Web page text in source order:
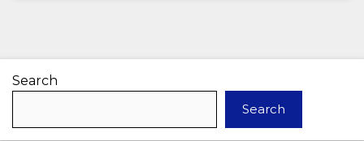
Search
Search